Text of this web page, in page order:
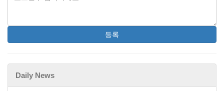
등록
Daily News